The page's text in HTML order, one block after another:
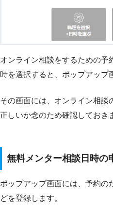
オンライン相談をするための予
時を選択すると、ポップアップ
その画面には、オンライン相談
正しいか念のため確認しておき
無料メンター相談日時の
ポップアップ画面には、予約の
どを登録します。